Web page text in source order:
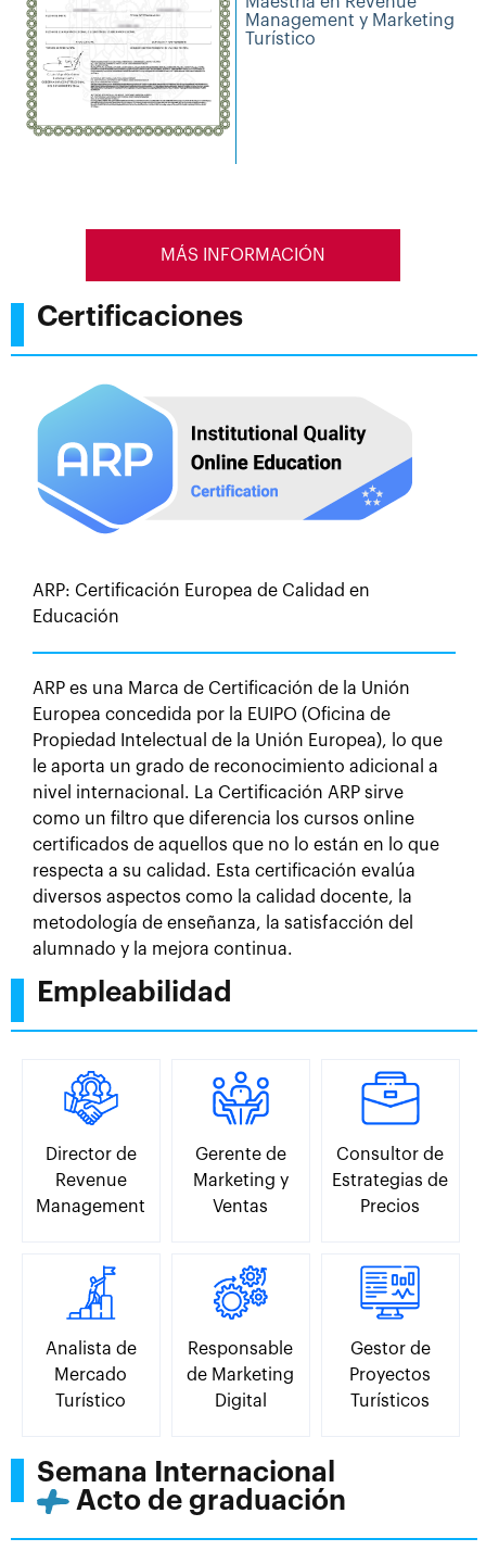
Management y Marketing
Turístico
MÁS INFORMACIÓN
Certificaciones
ARP: Certificación Europea de Calidad en
Educación
ARP es una Marca de Certificación de la Unión
Europea concedida por la EUIPO (Oficina de
Propiedad Intelectual de la Unión Europea), lo que
le aporta un grado de reconocimiento adicional a
nivel internacional. La Certificación ARP sirve
como un filtro que diferencia los cursos online
certificados de aquellos que no lo están en lo que
respecta a su calidad. Esta certificación evalúa
diversos aspectos como la calidad docente, la
metodología de enseñanza, la satisfacción del
alumnado y la mejora continua.
Empleabilidad
Director de
Revenue
Management
Gerente de
Marketing y
Ventas
Consultor de
Estrategias de
Precios
Analista de
Mercado
Turístico
Responsable
de Marketing
Digital
Gestor de
Proyectos
Turísticos
Semana Internacional
Acto de graduación